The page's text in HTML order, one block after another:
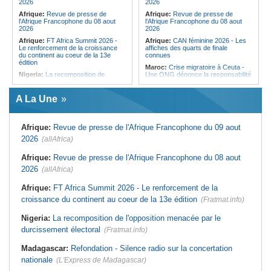
2026
Afrique: Revue de presse de
l'Afrique Francophone du 08 aout
2026
Afrique: FT Africa Summit 2026 -
Le renforcement de la croissance
du continent au coeur de la 13e
édition
Nigeria: La recomposition de
durcissement électoral
Afrique de l'Ouest:
pour le secteur agricole
Afrique de l'Ouest:Terrorisme,
armes légères - L'ONU tire la
sonnette d'alarme
Mali:
La Biennale sportive fait son
retour après 36 ans d'interruption
Guinée:Nouvelle coupure des
2023
Burkina Faso:10e Cérémonial
Sankara
2026
Afrique: Revue de presse de
l'Afrique Francophone du 08 aout
2026
Afrique: CAN féminine 2026 - Les
affiches des quarts de finale
connues
Maroc: Crise migratoire à Ceuta -
Une ONG dénonce la responsabilité
déchets à Casablanca
Afrique:Maroc - Afrique du Sud -
Afrique:
Élodie Nakkach (Maroc) -
« La finale de 2022, on l'utilise
Afrique:Les statistiques clés avant
le quart de finale entre la Côte
d'Ivoire et l'Algérie
Afrique:
Le Maroc et l'Afrique du
Sud se retrouvent quatre ans après
la finale
A La Une
Afrique: Revue de presse de l'Afrique Francophone du 09 aout
2026 (allAfrica)
Afrique: Revue de presse de l'Afrique Francophone du 08 aout
2026 (allAfrica)
Afrique: FT Africa Summit 2026 - Le renforcement de la
croissance du continent au coeur de la 13e édition (Fratmat.info)
Nigeria: La recomposition de l'opposition menacée par le
durcissement électoral (Fratmat.info)
Madagascar: Refondation - Silence radio sur la concertation
nationale (L'Express de Madagascar)